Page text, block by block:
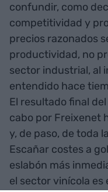
confundir, como
competitividad y
precios razonados
productividad, no
sector industrial, al
entendido hace
El resultado final
cabo por Freixenet
y, de paso, de toda
Escañar costes a
eslabón más
el sector vinícola es